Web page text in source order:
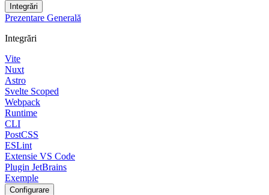
Integrări
Prezentare Generală
Integrări
Vite
Nuxt
Astro
Svelte Scoped
Webpack
Runtime
CLI
PostCSS
ESLint
Extensie VS Code
Plugin JetBrains
Exemple
Configurare